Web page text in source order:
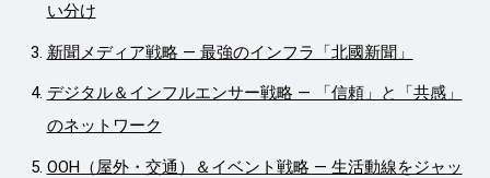
い分け
新聞メディア戦略 ― 最強のインフラ「北國新聞」
デジタル＆インフルエンサー戦略 ― 「信頼」と「共感」
のネットワーク
OOH（屋外・交通）＆イベント戦略 ― 生活動線をジャッ